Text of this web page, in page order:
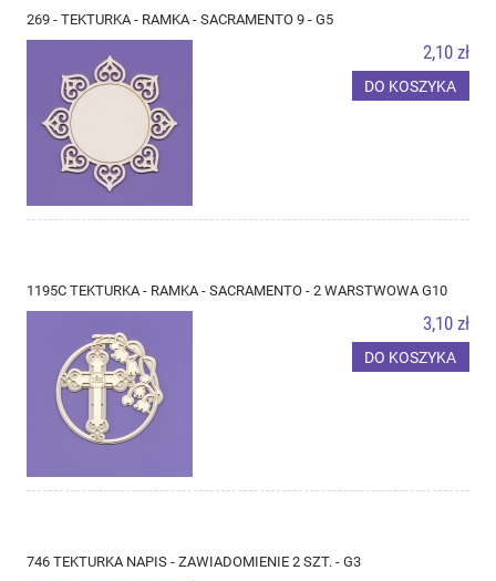
269 - TEKTURKA - RAMKA - SACRAMENTO 9 - G5
2,10 zł
DO KOSZYKA
1195C TEKTURKA - RAMKA - SACRAMENTO - 2 WARSTWOWA G10
3,10 zł
DO KOSZYKA
746 TEKTURKA NAPIS - ZAWIADOMIENIE 2 SZT. - G3